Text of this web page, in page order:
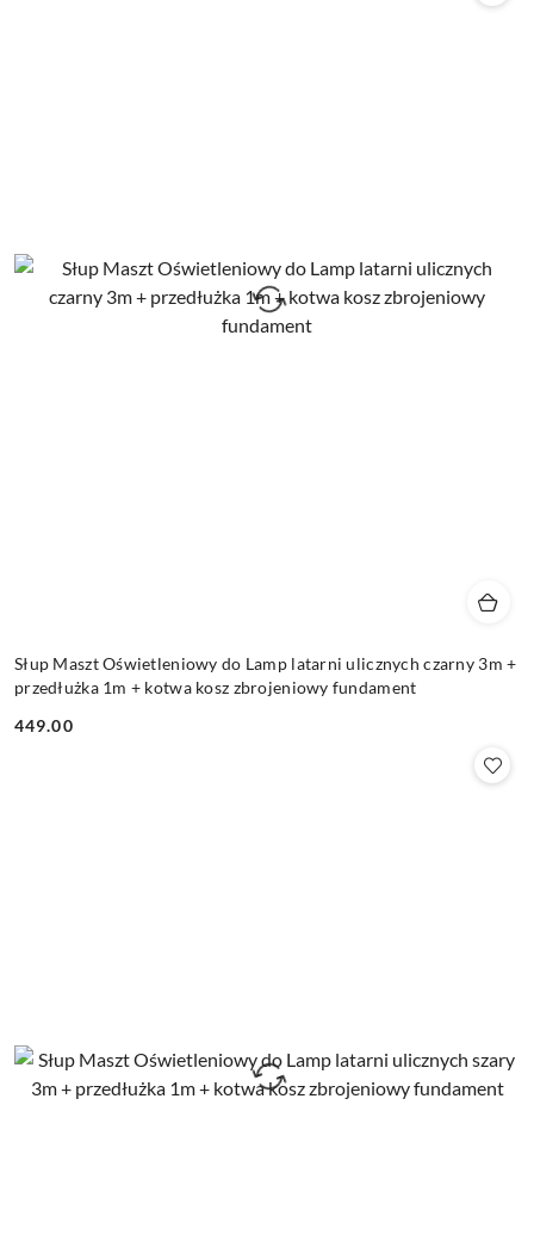
Słup Maszt Oświetleniowy do Lamp latarni ulicznych czarny 3m +
przedłużka 1m + kotwa kosz zbrojeniowy fundament
Cena:
449.00